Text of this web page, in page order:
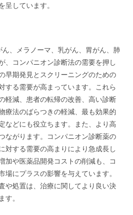
呈しています。
、メラノーマ、乳がん、胃がん、肺
、コンパニオン診断法の需要を押し
早期発見とスクリーニングのための
する需要が高まっています。これら
軽減、患者の転帰の改善、高い診断
療法のばらつきの軽減、最も効果的
などにも役立ちます。また、より高
ながります。コンパニオン診断薬の
対する需要の高まりにより急成長し
加や医薬品開発コストの削減も、コ
場にプラスの影響を与えています。
や処置は、治療に関してより良い決
。